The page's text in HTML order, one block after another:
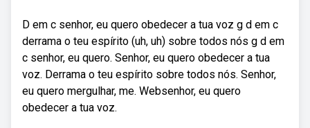
D em c senhor, eu quero obedecer a tua voz g d em c
derrama o teu espírito (uh, uh) sobre todos nós g d em
c senhor, eu quero. Senhor, eu quero obedecer a tua
voz. Derrama o teu espírito sobre todos nós. Senhor,
eu quero mergulhar, me. Websenhor, eu quero
obedecer a tua voz.